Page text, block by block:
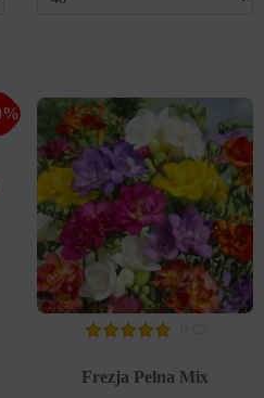
POJEDYNCZA
Frezja Pelna Mix